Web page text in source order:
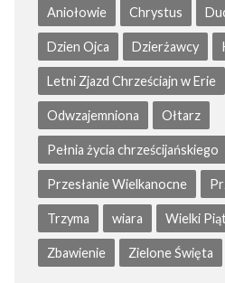
Aniołowie Chrystus
Dzien Ojca Dzierżawcy
Letni Zjazd Chrześciajn w Erie
Odwzajemniona Ołtarz
Pełnia życia chrześcijańskiego
Przesłanie Wielkanocne
Trzyma wiara Wielki
Zbawienie Zielone Święta